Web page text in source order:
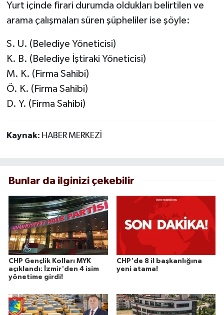
Yurt içinde firari durumda oldukları belirtilen ve
arama çalışmaları süren şüpheliler ise şöyle:
S. U. (Belediye Yöneticisi)
K. B. (Belediye İştiraki Yöneticisi)
M. K. (Firma Sahibi)
Ö. K. (Firma Sahibi)
D. Y. (Firma Sahibi)
Kaynak: HABER MERKEZİ
Bunlar da ilginizi çekebilir
CHP Gençlik Kolları MYK
açıklandı: İzmir'den 4 isim
yönetime girdi!
CHP'de 8 il başkanlığına
yeni atama!